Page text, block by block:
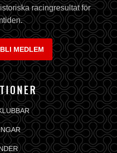
racingresultat för
MEDLEM